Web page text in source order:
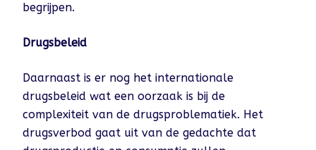
begrijpen.
Drugsbeleid
Daarnaast is er nog het internationale
drugsbeleid wat een oorzaak is bij de
complexiteit van de drugsproblematiek. Het
drugsverbod gaat uit van de gedachte dat